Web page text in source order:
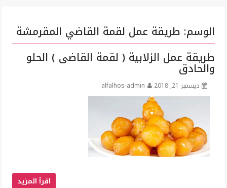
الوسم: طريقة عمل لقمة القاضي المقرمشة
طريقة عمل الزلابية ( لقمة القاضى ) الحلو
والحادق
ديسمبر 21, 2018 alfalhos-admin